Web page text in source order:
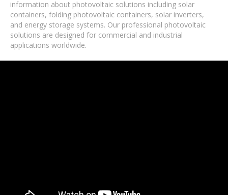
information about photovoltaic solutions including solar
containers, folding photovoltaic containers, solar inverters,
and energy storage systems. Our professional photovoltaic
solutions are designed for commercial and industrial
applications worldwide.